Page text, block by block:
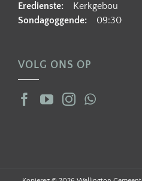
Eredienste:
Sondagoggende:
VOLG ONS OP